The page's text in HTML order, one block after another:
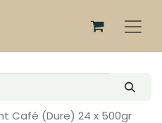
Café (Dure) 24 x 500gr